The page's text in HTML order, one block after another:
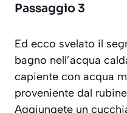
Passaggio 3
Ed ecco svelato il
bagno nell’acqua
capiente con acqua
proveniente dal
Aggiungete un